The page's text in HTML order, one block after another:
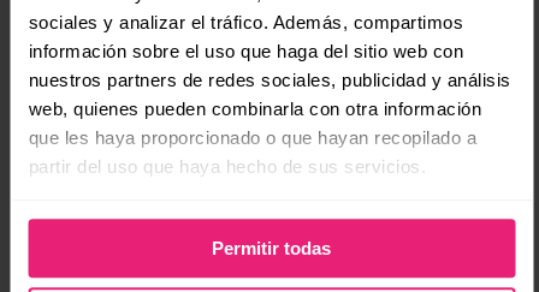
sociales y analizar el tráfico. Además, compartimos
información sobre el uso que haga del sitio web con
nuestros partners de redes sociales, publicidad y análisis
web, quienes pueden combinarla con otra información
que les haya proporcionado o que hayan recopilado a
partir del uso que haya hecho de sus servicios.
Permitir todas
esos son tus objetivos de relaciones públicas
digitales.
Las métricas propias de OCTOPUS para
visibilidad en IA
En OCTOPUS medimos la visibilidad en motores
con resultados reales: